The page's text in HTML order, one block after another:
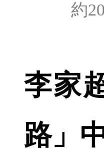
約
李家
路」